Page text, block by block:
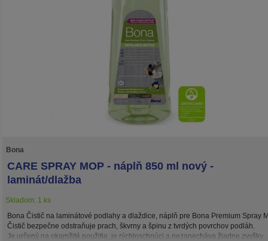
Bona
CARE SPRAY MOP - náplň 850 ml nový -
laminát/dlažba
Skladom: 1 ks
Bona Čistič na laminátové podlahy a dlaždice, náplň pre Bona Premium Spray
Čistič bezpečne odstraňuje prach, škvrny a špinu z tvrdých povrchov podláh.
Je určený na okamžité použitie, je rýchloschnúci a nezanecháva žiadne zvyšky